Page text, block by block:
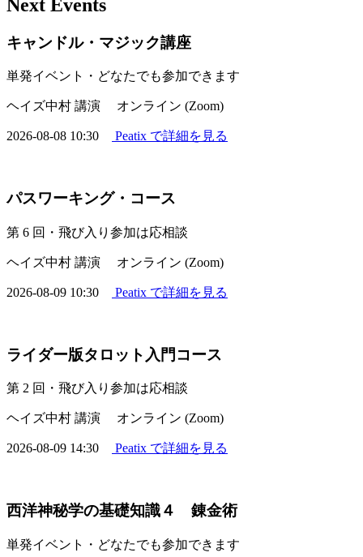
Next Events
キャンドル・マジック講座
単発イベント・どなたでも参加できます
ヘイズ中村 講演 オンライン (Zoom)
2026-08-08 10:30 Peatix で詳細を見る
パスワーキング・コース
第 6 回・飛び入り参加は応相談
ヘイズ中村 講演 オンライン (Zoom)
2026-08-09 10:30 Peatix で詳細を見る
ライダー版タロット入門コース
第 2 回・飛び入り参加は応相談
ヘイズ中村 講演 オンライン (Zoom)
2026-08-09 14:30 Peatix で詳細を見る
西洋神秘学の基礎知識４ 錬金術
単発イベント・どなたでも参加できます